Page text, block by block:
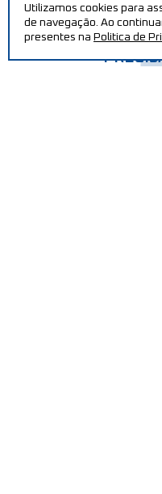
Utilizamos cookies para
de navegação. Ao
presentes na Politica de